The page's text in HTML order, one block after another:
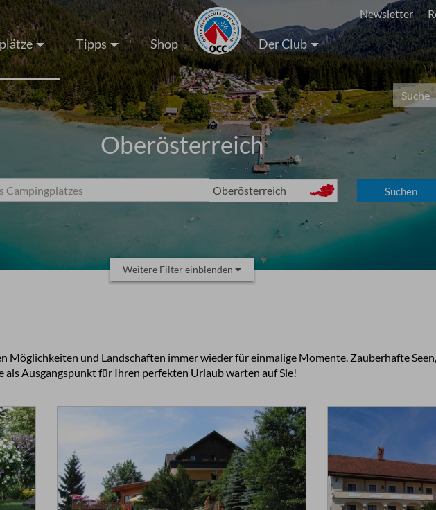
Tipps Shop Der Club
Newsletter
Oberösterreich
Weitere Filter einblenden
Möglichkeiten und Landschaften immer wieder für einmalige Momente. Zauberhafte
Ausgangspunkt für Ihren perfekten Urlaub warten auf Sie!